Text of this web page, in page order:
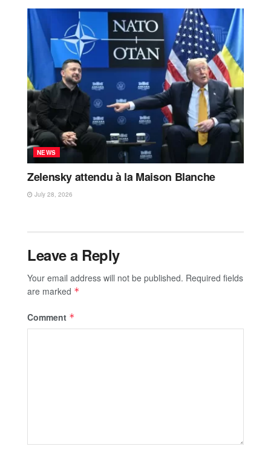
NEWS
Zelensky attendu à la Maison Blanche
July 28, 2026
Leave a Reply
Your email address will not be published. Required fields
are marked *
Comment *